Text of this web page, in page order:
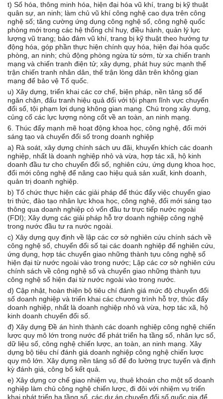
t) Số hóa, thông minh hóa, hiện đại hóa vũ khí, trang bị kỹ thuật
quân sự, an ninh; làm chủ vũ khí công nghệ cao dựa trên công
nghệ số; tăng cường ứng dụng công nghệ số, công nghệ quốc
phòng mới trong các hệ thống chỉ huy, điều hành, quản lý lực
lượng vũ trang; bảo đảm vũ khí, trang bị kỹ thuật theo hướng tự
động hóa, góp phần thực hiện chính quy hóa, hiện đại hóa quốc
phòng, an ninh; chủ động phòng ngừa từ sớm, từ xa chiến tranh
mạng và chiến tranh điện tử; xây dựng, phát huy sức mạnh thế
trận chiến tranh nhân dân, thế trận lòng dân trên không gian
mạng đế bảo vệ Tố quốc.
u) Xây dựng, triển khai các cơ chế, biện pháp, nền tảng số để
ngăn chặn, đấu tranh hiệu quả đối với tội phạm lĩnh vực chuyển
đổi số, tội phạm lợi dụng không gian mạng. Chú trọng xây dựng,
củng cố các lực lượng nòng cốt về an toàn, an ninh mạng.
6. Thúc đẩy mạnh mẽ hoạt động khoa học, công nghệ, đổi mới
sáng tạo và chuyển đổi số trong doanh nghiệp
a) Rà soát, xây dựng chính sách ưu đãi, khuyến khích các doanh
nghiệp, nhất là doanh nghiệp nhỏ và vừa, hợp tác xã, hộ kinh
doanh đầu tư cho chuyển đổi số, nghiên cứu, ứng dụng khoa học,
đổi mới công nghệ để nâng cao hiệu quả sản xuất, kinh doanh,
quản trị doanh nghiệp.
b) Tổ chức thực hiện các giải pháp để thúc đẩy việc chuyển giao
tri thức, đào tạo nhân lực khoa học, công nghệ, đổi mới sáng tạo
thông qua doanh nghiệp có vốn đầu tư trực tiếp nước ngoài
(FDI); Xây dựng các giải pháp hỗ trợ doanh nghiệp công nghệ
trong nước đầu tư ra nước ngoài.
c) Xây dựng quy định về lập các cơ sở nghiên cứu chính sách về
công nghệ số, chuyển đổi số tại các doanh nghiệp để nghiên cứu,
ứng dụng, hợp tác chuyển giao những thành tựu công nghệ số
hiện đại từ nước ngoài vào trong nước; Lập các cơ sở nghiên cứu
chính sách về công nghệ số và chuyển giao những thành tựu
công nghệ số hiện đại từ nước ngoài vào trong nước.
d) Cập nhật, hoàn thiện bộ tiêu chí đánh giá mức độ chuyển đổi
số doanh nghiệp và triển khai các chương trình hỗ trợ, thúc đẩy
doanh nghiệp, nhất là doanh nghiệp nhỏ và vừa, hợp tác xã, hộ
kinh doanh chuyển đổi số.
đ) Xây dựng Đề án hình thành các doanh nghiệp công nghệ chiến
lược quy mô lớn trong nước để phát triển hạ tầng số, nhân lực số,
dữ liệu số, công nghệ chiến lược, an toàn, an ninh mạng. Xây
dựng bộ tiêu chí đánh giá doanh nghiệp công nghệ chiến lược
quy mô lớn. Xây dựng nền tảng số để đo lường trực tuyến và định
kỳ đánh giá, công bố kết quả.
e) Xây dựng cơ chế giao nhiệm vụ, thuê khoán cho một số doanh
nghiệp làm chủ công nghệ chiến lược, đi đôi với nhiệm vụ triển
khai phát triển hạ tầng số, các dự án chuyển đổi số quốc gia để